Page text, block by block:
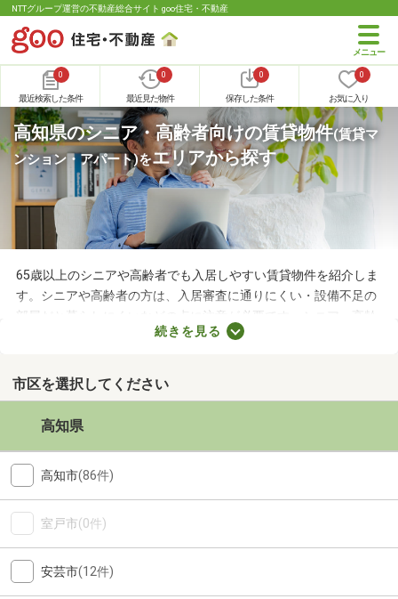
NTTグループ運営の不動産総合サイト goo住宅・不動産
0
最近検索した条件
0
最近見た物件
0
保存した条件
0
お気に入り
高知県のシニア・高齢者向けの賃貸物件(賃貸マ
ンション・アパート)をエリアから探す
65歳以上のシニアや高齢者でも入居しやすい賃貸物件を紹介しま
す。シニアや高齢者の方は、入居審査に通りにくい・設備不足の
部屋だと暮らしにくいなどの点に注意が必要です。シニア・高齢
者向けの物件はバリアフリー仕様が多いので、足腰が悪くても不
めにも、お気に入りの物件を見つけてくださいね。
続きを見る
市区を選択してください
高知県
高知市(86件)
室戸市(0件)
安芸市(12件)